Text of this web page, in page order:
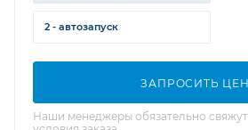
2 - автозапуск
ЗАПРОСИТЬ
Наши менеджеры обязательно